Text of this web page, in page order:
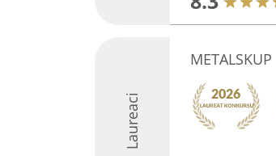
Laureaci
METALSKUP